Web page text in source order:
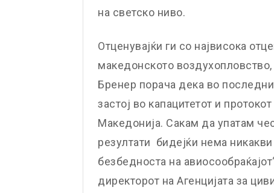
на светско ниво.
Отценувајќи ги со највисока
македонското
Бренер порача дека во
застој во капацитетот и
Македонија. Сакам да упатам
резултати бидејќи нема
безбедноста на
директорот на Агенцијата за